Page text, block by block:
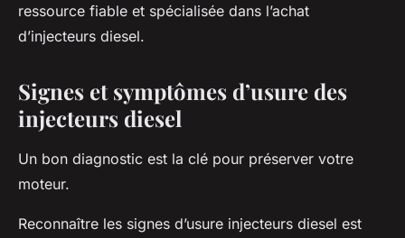
ressource fiable et spécialisée dans l’achat
d’injecteurs diesel.
Signes et symptômes d’usure des
injecteurs diesel
Un bon diagnostic est la clé pour préserver votre
moteur.
Reconnaître les signes d’usure injecteurs diesel est